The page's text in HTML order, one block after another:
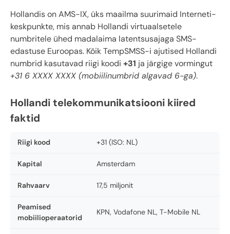
Hollandis on AMS-IX, üks maailma suurimaid Interneti-
keskpunkte, mis annab Hollandi virtuaalsetele
numbritele ühed madalaima latentsusajaga SMS-
edastuse Euroopas. Kõik TempSMSS-i ajutised Hollandi
numbrid kasutavad riigi koodi +31 ja järgige vormingut
+31 6 XXXX XXXX (mobiilinumbrid algavad 6-ga).
Hollandi telekommunikatsiooni kiired
faktid
Riigi kood +31 (ISO: NL)
Kapital Amsterdam
Rahvaarv 17,5 miljonit
Peamised
mobiilioperaatorid
KPN, Vodafone NL, T-Mobile NL